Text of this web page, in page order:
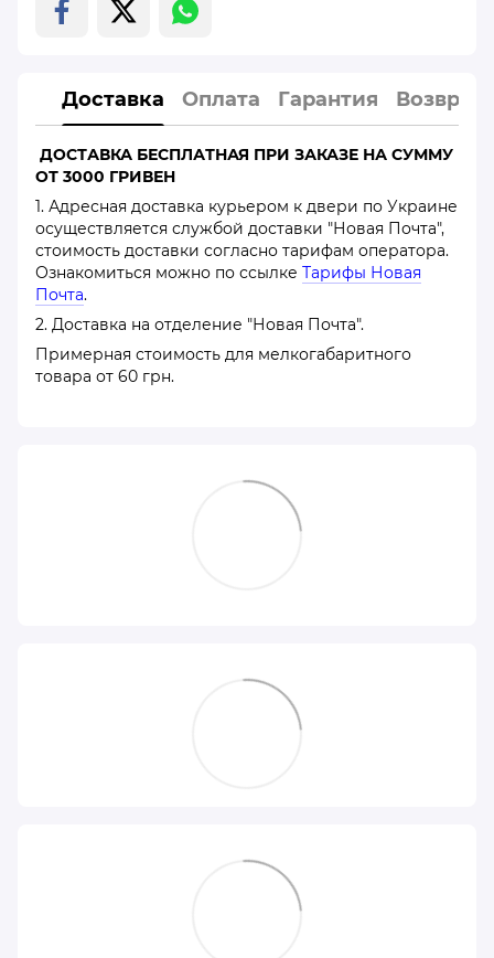
Доставка Оплата Гарантия Возврат
ДОСТАВКА БЕСПЛАТНАЯ ПРИ ЗАКАЗЕ НА СУММУ
ОТ 3000 ГРИВЕН
1. Адресная доставка курьером к двери по Украине
осуществляется службой доставки "Новая Почта",
стоимость доставки согласно тарифам оператора.
Ознакомиться можно по ссылке Тарифы Новая
Почта.
2. Доставка на отделение "Новая Почта".
Примерная стоимость для мелкогабаритного
товара от 60 грн.